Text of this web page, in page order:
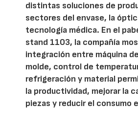
distintas soluciones de
sectores del envase, la
tecnología médica. En el
stand 1103, la compañía
integración entre máquina
molde, control de
refrigeración y material
la productividad, mejorar la
piezas y reducir el consumo